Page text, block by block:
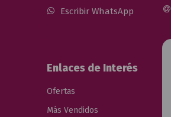
Escribir WhatsApp
Enlaces de Interés
Ofertas
Más Vendidos